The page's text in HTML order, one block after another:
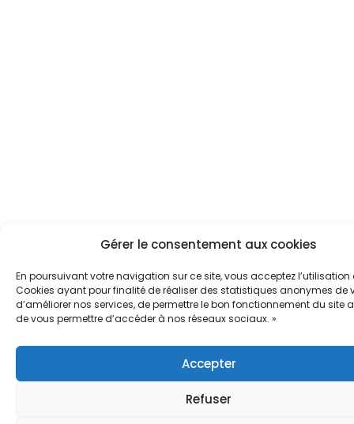
Gérer le consentement aux cookies
En poursuivant votre navigation sur ce site, vous acceptez l’utilisation
Cookies ayant pour finalité de réaliser des statistiques anonymes de
d’améliorer nos services, de permettre le bon fonctionnement du site
de vous permettre d’accéder à nos réseaux sociaux. »
Accepter
Refuser